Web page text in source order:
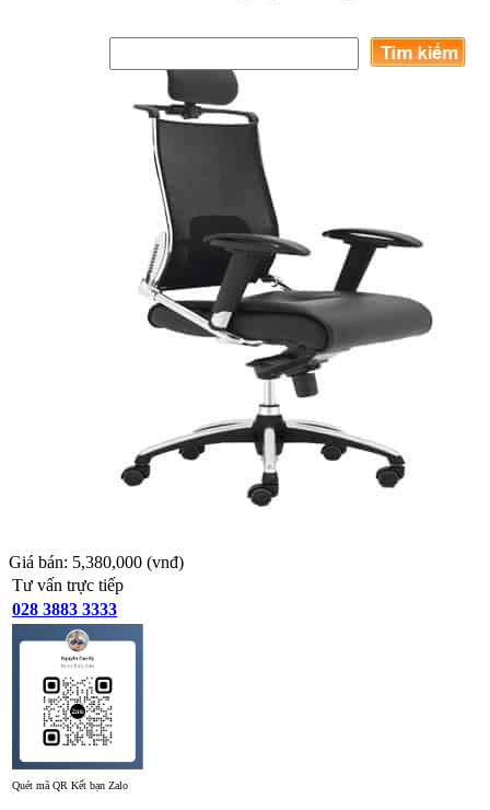
Giá bán: 5,380,000 (vnđ)
Tư vấn trực tiếp
028 3883 3333
Quét mã QR Kết bạn Zalo